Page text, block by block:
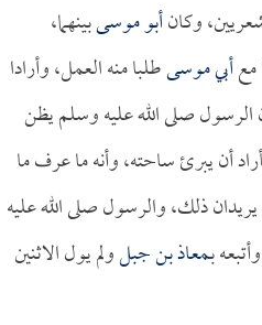
وكانأبو موسىبينهما،
معأبي موسىطلبا منه العمل، وأرادا
الرسول صلى الله عليه وسلم يظن
أن يبرئ ساحته، وأنه ما عرف ما
يريدان ذلك، والرسول صلى الله عليه
بـمعاذ بن جبلولم يول الاثنين